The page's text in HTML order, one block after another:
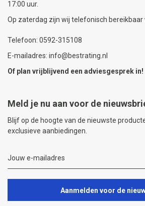
17:00 uur.
Op zaterdag zijn wij telefonisch bereikbaar
Telefoon: 0592-315108
E-mailadres: info@bestrating.nl
Of plan vrijblijvend een adviesgesprek in!
Meld je nu aan voor de
Blijf op de hoogte van de nieuwste
exclusieve aanbiedingen.
Aanmelden voor de